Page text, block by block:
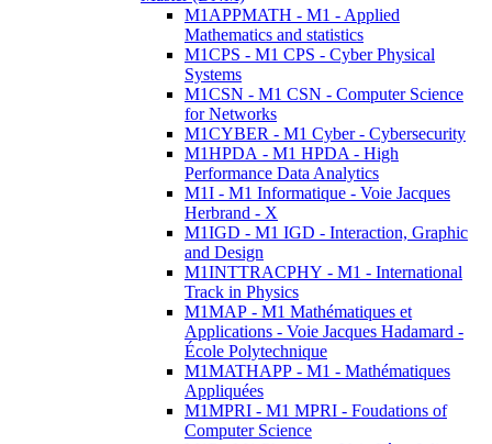
M1APPMATH - M1 - Applied
Mathematics and statistics
M1CPS - M1 CPS - Cyber Physical
Systems
M1CSN - M1 CSN - Computer Science
for Networks
M1CYBER - M1 Cyber - Cybersecurity
M1HPDA - M1 HPDA - High
Performance Data Analytics
M1I - M1 Informatique - Voie Jacques
Herbrand - X
M1IGD - M1 IGD - Interaction, Graphic
and Design
M1INTTRACPHY - M1 - International
Track in Physics
M1MAP - M1 Mathématiques et
Applications - Voie Jacques Hadamard -
École Polytechnique
M1MATHAPP - M1 - Mathématiques
Appliquées
M1MPRI - M1 MPRI - Foudations of
Computer Science